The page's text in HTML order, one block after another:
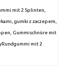
mit 2 Splinten
gumki z zaczepem
Gummischnüre mit
mit 2